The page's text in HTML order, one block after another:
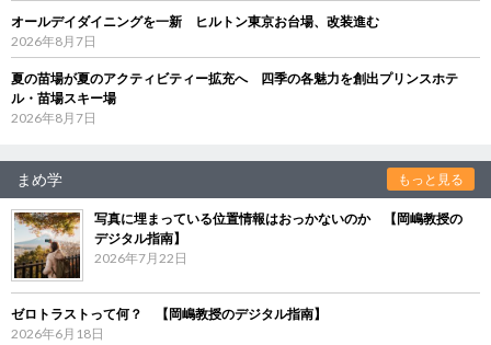
オールデイダイニングを一新 ヒルトン東京お台場、改装進む
2026年8月7日
夏の苗場が夏のアクティビティー拡充へ 四季の各魅力を創出プリンスホテ
ル・苗場スキー場
2026年8月7日
まめ学 もっと見る
写真に埋まっている位置情報はおっかないのか 【岡嶋教授の
デジタル指南】
2026年7月22日
ゼロトラストって何？ 【岡嶋教授のデジタル指南】
2026年6月18日